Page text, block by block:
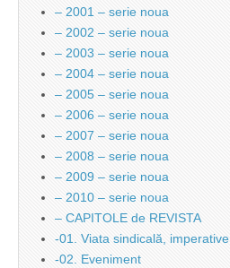
– 2001 – serie noua
– 2002 – serie noua
– 2003 – serie noua
– 2004 – serie noua
– 2005 – serie noua
– 2006 – serie noua
– 2007 – serie noua
– 2008 – serie noua
– 2009 – serie noua
– 2010 – serie noua
– CAPITOLE de REVISTA
-01. Viata sindicală, imperative
-02. Eveniment